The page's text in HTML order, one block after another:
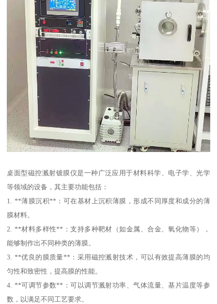
桌面型磁控溅射镀膜仪是一种广泛应用于材料科学、电子学、光学
等领域的设备，其主要功能包括：
1. **薄膜沉积**：可在基材上沉积薄膜，形成不同厚度和成分的薄
膜材料。
2. **材料多样性**：支持多种靶材（如金属、合金、氧化物等），
能够制作出不同种类的薄膜。
3. **优良的膜质量**：采用磁控溅射技术，可以有效提高薄膜的均
匀性和致密性，提高膜的性能。
4. **可调节参数**：可以调节溅射功率、气体流量、基片温度等参
数，以满足不同工艺要求。